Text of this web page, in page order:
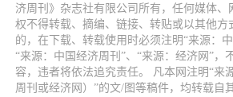
济周刊》杂志社有限公司所有，任何媒体、
权不得转载、摘编、链接、转贴或以其他方
的，在下载、转载使用时必须注明“来源：
“来源：中国经济周刊”、“来源：经济网”，
容，违者将依法追究责任。 凡本网注明“来
周刊或经济网）”的文/图等稿件，均转载自